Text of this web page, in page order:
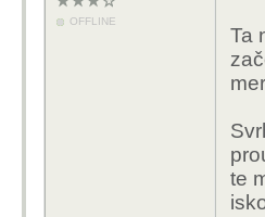
OFFLINE
Ta
te